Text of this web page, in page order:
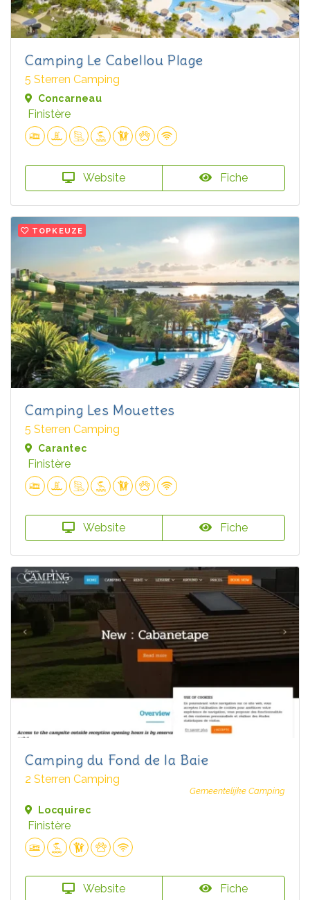
Camping Le Cabellou Plage
5 Sterren Camping
Concarneau
Finistère
Website Fiche
TOPKEUZE
Camping Les Mouettes
5 Sterren Camping
Carantec
Finistère
Website Fiche
Camping du Fond de la Baie
2 Sterren Camping
Gemeentelijke Camping
Locquirec
Finistère
Website Fiche